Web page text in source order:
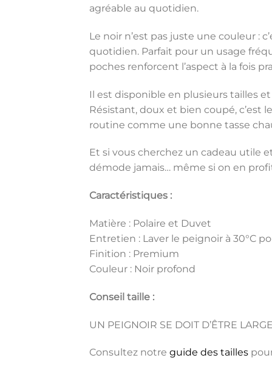
agréable au quotidien.
Le noir n’est pas juste une couleur :
quotidien. Parfait pour un usage
poches renforcent l’aspect à la fois
Il est disponible en plusieurs tailles
Résistant, doux et bien coupé, c’est
routine comme une bonne tasse
Et si vous cherchez un cadeau utile
démode jamais… même si on en
Caractéristiques :
Matière : Polaire et Duvet
Entretien : Laver le peignoir à 30°C
Finition : Premium
Couleur : Noir profond
Conseil taille :
UN PEIGNOIR SE DOIT D’ÊTRE
Consultez notre guide des tailles